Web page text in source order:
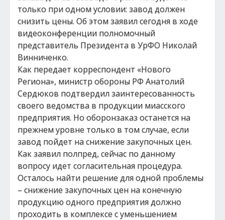
только при одном условии: завод должен
снизить цены. Об этом заявил сегодня в ходе
видеоконференции полномочный
представитель Президента в УрФО Николай
Винниченко.
Как передает корреспондент «Нового
Региона», министр обороны РФ Анатолий
Сердюков подтвердил заинтересованность
своего ведомства в продукции миасского
предприятия. Но оборонзаказ останется на
прежнем уровне только в том случае, если
завод пойдет на снижение закупочных цен.
Как заявил полпред, сейчас по данному
вопросу идет согласительная процедура.
Осталось найти решение для одной проблемы
– снижение закупочных цен на конечную
продукцию одного предприятия должно
проходить в комплексе с уменьшением